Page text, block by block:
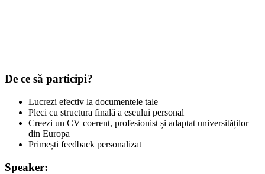
De ce să participi?
Lucrezi efectiv la documentele tale
Pleci cu structura finală a eseului personal
Creezi un CV coerent, profesionist și adaptat universităților
din Europa
Primești feedback personalizat
Speaker: